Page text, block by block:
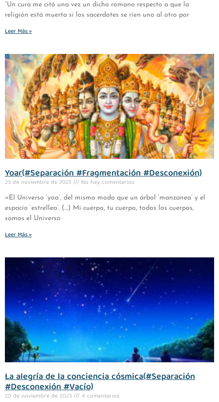
“Un cura me citó una vez un dicho romano respecto a que la
religión está muerta si los sacerdotes se ríen uno al otro por
Leer Más »
Yoar(#Separación #Fragmentación #Desconexión)
23 de noviembre de 2023 No hay comentarios
«El Universo ‘yoa’, del mismo modo que un árbol ‘manzanea’ y el
espacio ‘estrellea’. (…) Mi cuerpo, tu cuerpo, todos los cuerpos,
somos el Universo
Leer Más »
La alegría de la conciencia cósmica(#Separación
#Desconexión #Vacío)
20 de noviembre de 2023 4 comentarios